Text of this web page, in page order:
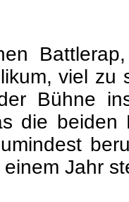
viel
Bühne
die
Jahr